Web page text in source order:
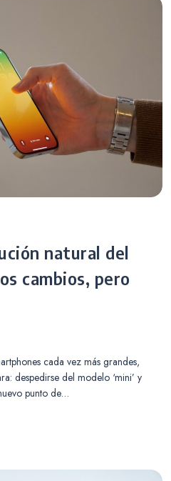
natural del
cambios, pero
cada vez más grandes,
despedirse del modelo ‘mini’ y
punto de…